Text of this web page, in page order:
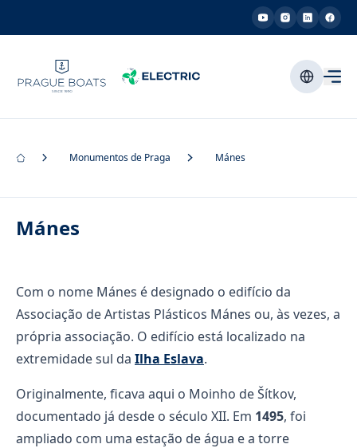
Monumentos de Praga Mánes
Mánes
Com o nome Mánes é designado o edifício da
Associação de Artistas Plásticos Mánes ou, às vezes, a
própria associação. O edifício está localizado na
extremidade sul da Ilha Eslava.
Originalmente, ficava aqui o Moinho de Šítkov,
documentado já desde o século XII. Em 1495, foi
ampliado com uma estação de água e a torre